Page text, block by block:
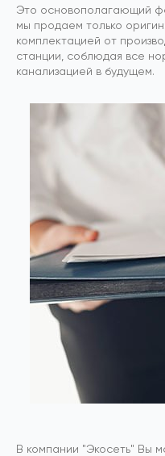
Это основополагающий
мы продаем только
комплектацией от
станции, соблюдая все
канализацией в будущем.
В компании "Экосеть" Вы